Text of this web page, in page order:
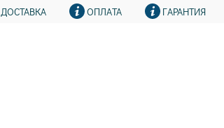
ДОСТАВКА ОПЛАТА ГАРАНТИЯ